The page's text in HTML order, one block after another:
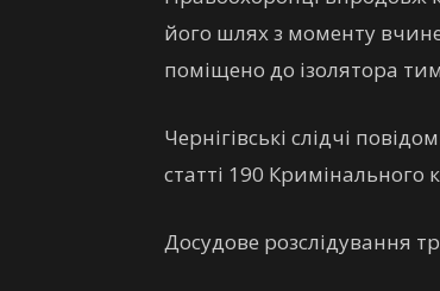
його шлях з моменту
поміщено до ізолятора
Чернігівські слідчі
статті 190
Досудове розслідування